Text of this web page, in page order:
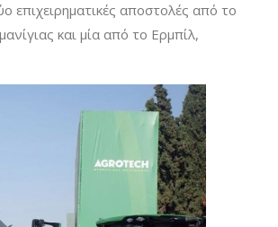
επιχειρηματικές αποστολές από το
και μία από το Ερμπίλ,